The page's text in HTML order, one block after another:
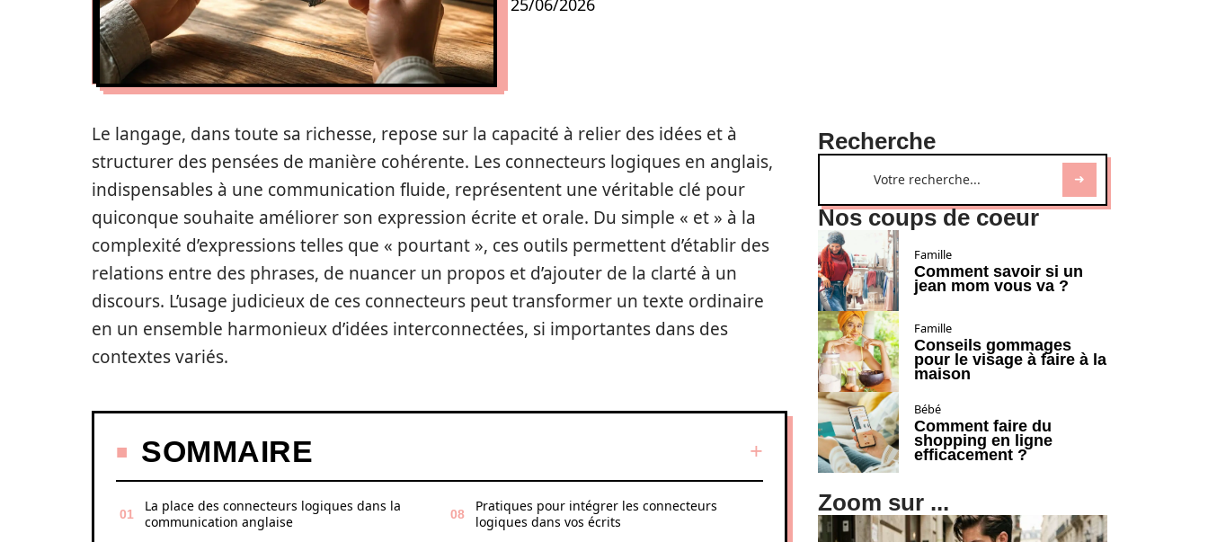
25/06/2026
Le langage, dans toute sa richesse, repose sur la capacité à relier des idées et à
structurer des pensées de manière cohérente. Les connecteurs logiques en anglais,
indispensables à une communication fluide, représentent une véritable clé pour
quiconque souhaite améliorer son expression écrite et orale. Du simple « et » à la
complexité d’expressions telles que « pourtant », ces outils permettent d’établir des
relations entre des phrases, de nuancer un propos et d’ajouter de la clarté à un
discours. L’usage judicieux de ces connecteurs peut transformer un texte ordinaire
en un ensemble harmonieux d’idées interconnectées, si importantes dans des
contextes variés.
SOMMAIRE
La place des connecteurs logiques dans la
communication anglaise
Pratiques pour intégrer les connecteurs
logiques dans vos écrits
Recherche
Nos coups de coeur
Famille
Comment savoir si un
jean mom vous va ?
Famille
Conseils gommages
pour le visage à faire à la
maison
Bébé
Comment faire du
shopping en ligne
efficacement ?
Zoom sur ...